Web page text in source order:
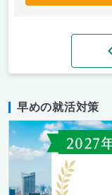
早めの就活対策